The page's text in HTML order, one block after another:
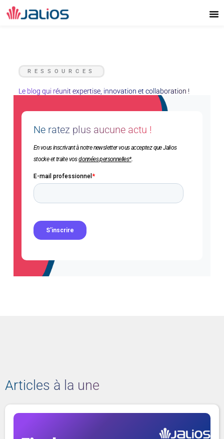
Aller
au
RESSOURCES
Le blog qui réunit expertise, innovation et collaboration !
Ne ratez plus aucune actu !
En vous inscrivant à notre newsletter vous acceptez que Jalios
stocke et traite vosdonnées personnelles*.
Articles à la une